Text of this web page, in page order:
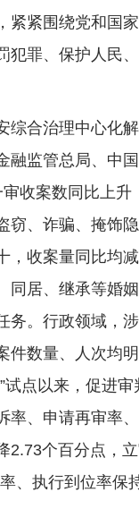
紧紧围绕党和国
犯罪、保护人民
治理中心化解
融监管总局、中
收案数同比上
窃、诈骗、掩饰
，收案量同比均
同居、继承等婚
务。行政领域，
件数量、人次均
点以来，促进审
率、申请再审率
2.73个百分点，
、执行到位率